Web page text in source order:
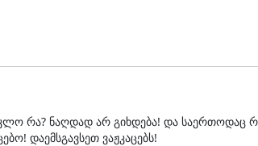
რა? ნაღდად არ გიხდება! და საერთოდაც
დაემსგავსეთ ვაჟკაცებს!